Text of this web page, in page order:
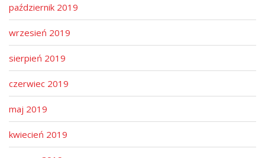
październik 2019
wrzesień 2019
sierpień 2019
czerwiec 2019
maj 2019
kwiecień 2019